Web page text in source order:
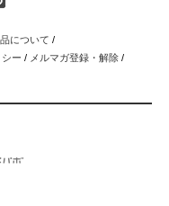
について /
ー / メルマガ登録・解除 /